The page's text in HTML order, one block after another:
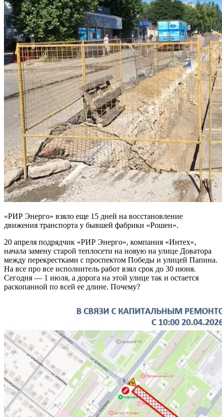
«РИР Энерго» взяло еще 15 дней на восстановление
движения транспорта у бывшей фабрики «Рошен».
20 апреля подрядчик «РИР Энерго», компания «Интех»,
начала замену старой теплосети на новую на улице Доватора
между перекрестками с проспектом Победы и улицей Папина.
На все про все исполнитель работ взял срок до 30 июня.
Сегодня — 1 июля, а дорога на этой улице так и остается
раскопанной по всей ее длине. Почему?